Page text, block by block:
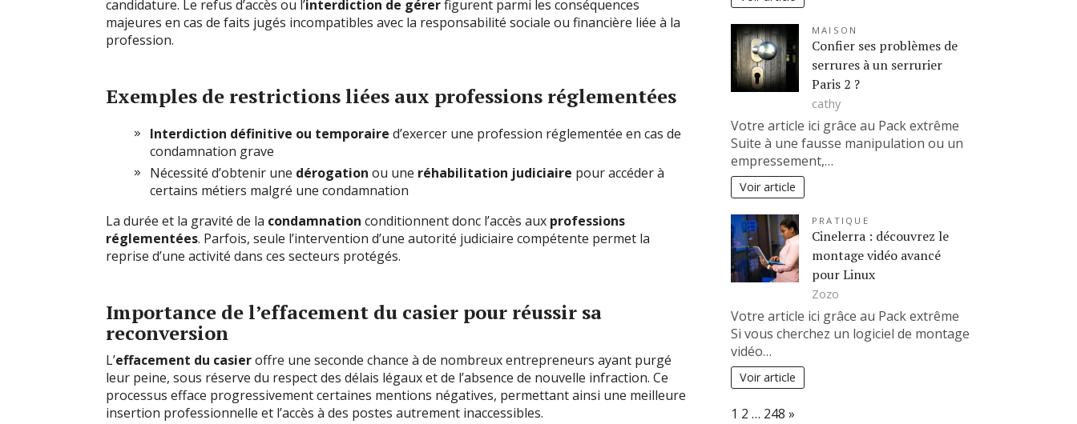
candidature. Le refus d’accès ou l’interdiction de gérerfigurent parmi les conséquences
majeures en cas de faits jugés incompatibles avec la responsabilité sociale ou financière liée à la
profession.
Exemples de restrictions liées aux professions réglementées
Interdiction définitive ou temporaire d’exercer une profession réglementée en cas de
condamnation grave
Nécessité d’obtenir une dérogation ou une réhabilitation judiciaire pour accéder à
certains métiers malgré une condamnation
La durée et la gravité de la condamnation conditionnent donc l’accès aux professions
réglementées. Parfois, seule l’intervention d’une autorité judiciaire compétente permet la
reprise d’une activité dans ces secteurs protégés.
Importance de l’effacement du casier pour réussir sa
reconversion
L’effacement du casieroffre une seconde chance à de nombreux entrepreneurs ayant purgé
leur peine, sous réserve du respect des délais légaux et de l’absence de nouvelle infraction. Ce
processus efface progressivement certaines mentions négatives, permettant ainsi une meilleure
insertion professionnelle et l’accès à des postes autrement inaccessibles.
MAISON
Confier ses problèmes de
serrures à un serrurier
Paris 2 ?
cathy
Votre article ici grâce au Pack extrême
Suite à une fausse manipulation ou un
empressement,…
Voir article
PRATIQUE
Cinelerra : découvrez le
montage vidéo avancé
pour Linux
Zozo
Votre article ici grâce au Pack extrême
Si vous cherchez un logiciel de montage
vidéo…
Voir article
Page:
1 2 … 248 Next
»